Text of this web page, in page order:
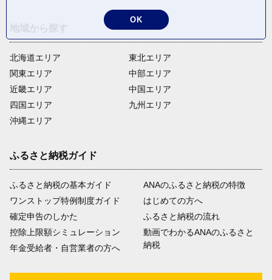
北海道エリア
関東エリア
近畿エリア
四国エリア
沖縄エリア
東北エリア
中部エリア
中国エリア
九州エリア
ふるさと納税ガイド
ふるさと納税の基本ガイド
ワンストップ特例制度ガイド
確定申告のしかた
控除上限額シミュレーション
年金受給者・自営業者の方へ
ANAのふるさと納税の特徴
はじめての方へ
ふるさと納税の流れ
動画でわかるANAのふるさと
納税
OK